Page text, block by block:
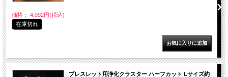
価格： 4,092円(税込)
在庫切れ
ブレスレット用浄化クラスター ハーフカット Lサイズ約